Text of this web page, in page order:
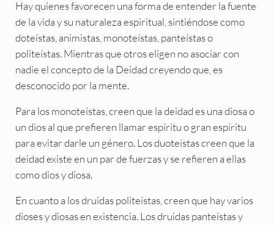
Hay quienes favorecen una forma de entender la fuente
de la vida y su naturaleza espiritual, sintiéndose como
doteístas, animistas, monoteístas, panteístas o
politeístas. Mientras que otros eligen no asociar con
nadie el concepto de la Deidad creyendo que, es
desconocido por la mente.
Para los monoteístas, creen que la deidad es una diosa o
un dios al que prefieren llamar espíritu o gran espíritu
para evitar darle un género. Los duoteístas creen que la
deidad existe en un par de fuerzas y se refieren a ellas
como dios y diosa.
En cuanto a los druidas politeístas, creen que hay varios
dioses y diosas en existencia. Los druidas panteístas y